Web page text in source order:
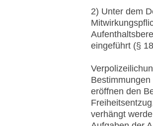
2) Unter dem
eingeführt (§
eröffnen den
verhängt